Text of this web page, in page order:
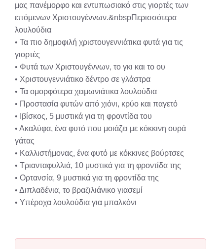
μας πανέμορφο και εντυπωσιακό στις γιορτές των
επόμενων Χριστουγέννων.&nbspΠερισσότερα
λουλούδια
• Τα πιο δημοφιλή χριστουγεννιάτικα φυτά για τις
γιορτές
• Φυτά των Χριστουγέννων, το γκι και το ου
• Χριστουγεννιάτικο δέντρο σε γλάστρα
• Τα ομορφότερα χειμωνιάτικα λουλούδια
• Προστασία φυτών από χιόνι, κρύο και παγετό
• Ιβίσκος, 5 μυστικά για τη φροντίδα του
• Ακαλύφα, ένα φυτό που μοιάζει με κόκκινη ουρά
γάτας
• Καλλιστήμονας, ένα φυτό με κόκκινες βούρτσες
• Τριανταφυλλιά, 10 μυστικά για τη φροντίδα της
• Ορτανσία, 9 μυστικά για τη φροντίδα της
• Διπλαδένια, το βραζιλιάνικο γιασεμί
• Υπέροχα λουλούδια για μπαλκόνι